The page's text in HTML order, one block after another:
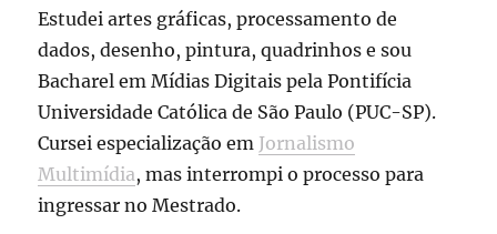
Estudei artes gráficas, processamento de
dados, desenho, pintura, quadrinhos e sou
Bacharel em Mídias Digitais pela Pontifícia
Universidade Católica de São Paulo (PUC-SP).
Cursei especialização em Jornalismo
Multimídia, mas interrompi o processo para
ingressar no Mestrado.